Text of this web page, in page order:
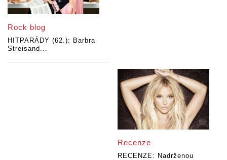
Rock blog
HITPARÁDY (62.): Barbra
Streisand...
Recenze
RECENZE: Nadrženou